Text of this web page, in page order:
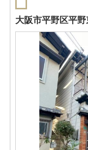
大阪市平野区平